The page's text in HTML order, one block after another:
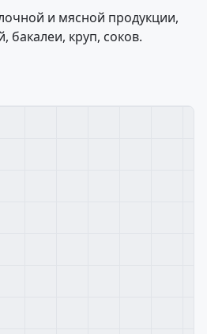
и мясной продукции,
бакалеи, круп, соков.